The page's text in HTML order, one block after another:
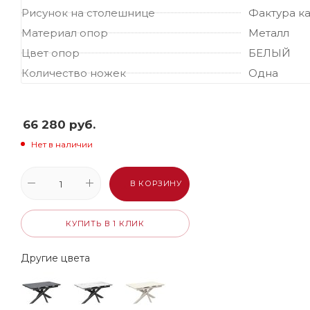
Рисунок на столешнице
Фактура
Материал опор
Металл
Цвет опор
БЕЛЫЙ
Количество ножек
Одна
66 280 руб.
Нет в наличии
В КОРЗИНУ
КУПИТЬ В 1 КЛИК
Другие цвета